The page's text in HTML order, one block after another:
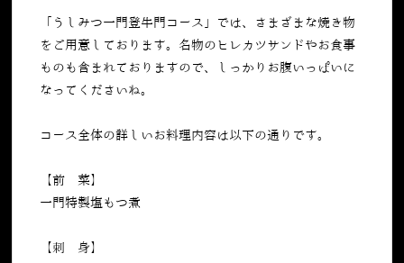
「うしみつ一門登牛門コース」では、さまざまな焼き物
をご用意しております。名物のヒレカツサンドやお食事
ものも含まれておりますので、しっかりお腹いっぱいに
なってくださいね。
コース全体の詳しいお料理内容は以下の通りです。
【前 菜】
一門特製塩もつ煮
【刺 身】